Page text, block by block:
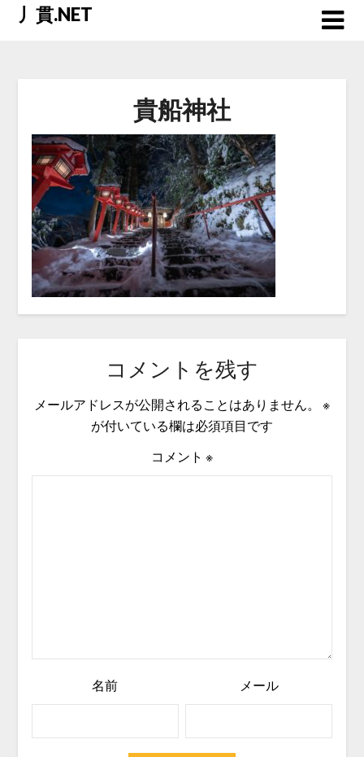
Skip丿貫.NET
貴船神社
コメントを残す
メールアドレスが公開されることはありません。
※
が付いている欄は必須項目です
コメント ※
名前 メール